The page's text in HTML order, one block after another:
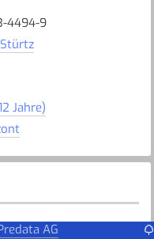
4494-9
Jahre)
AG